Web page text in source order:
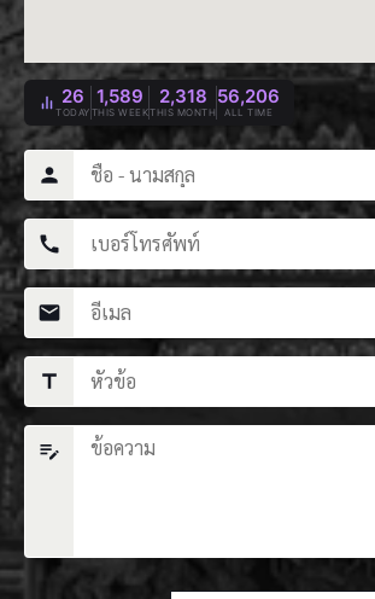
26
TODAY
1,589
THIS WEEK
2,318
THIS MONTH
56,206
ALL TIME
person
call
mail
title
edit_note